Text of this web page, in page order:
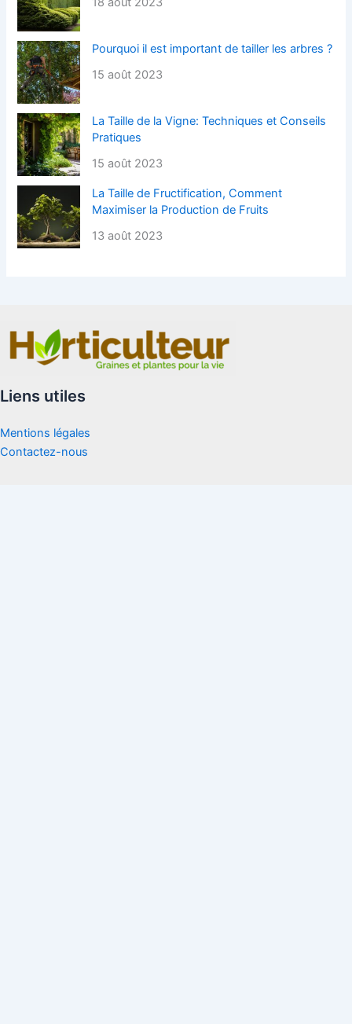
Pourquoi il est important de tailler les arbres ?
15 août 2023
La Taille de la Vigne: Techniques et Conseils
Pratiques
15 août 2023
La Taille de Fructification, Comment
Maximiser la Production de Fruits
13 août 2023
Liens utiles
Mentions légales
Contactez-nous